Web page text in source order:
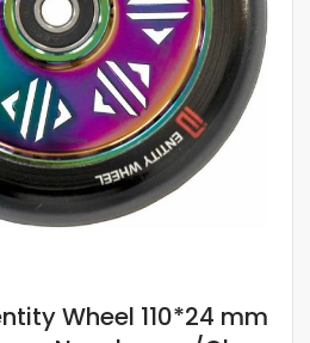
לדלג
להתחלה
Wheel 110*24 mm